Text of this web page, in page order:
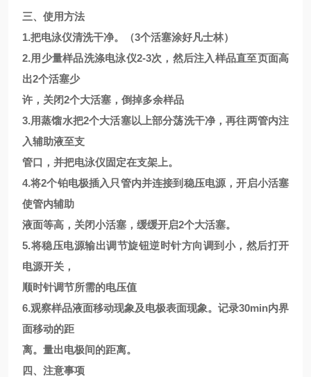
三、使用方法
1.把电泳仪清洗干净。（3个活塞涂好凡士林）
2.用少量样品洗涤电泳仪2-3次，然后注入样品直至页面高
出2个活塞少
许，关闭2个大活塞，倒掉多余样品
3.用蒸馏水把2个大活塞以上部分荡洗干净，再往两管内注
入辅助液至支
管口，并把电泳仪固定在支架上。
4.将2个铂电极插入只管内并连接到稳压电源，开启小活塞
使管内辅助
液面等高，关闭小活塞，缓缓开启2个大活塞。
5.将稳压电源输出调节旋钮逆时针方向调到小，然后打开
电源开关，
顺时针调节所需的电压值
6.观察样品液面移动现象及电极表面现象。记录30min内界
面移动的距
离。量出电极间的距离。
四、注意事项